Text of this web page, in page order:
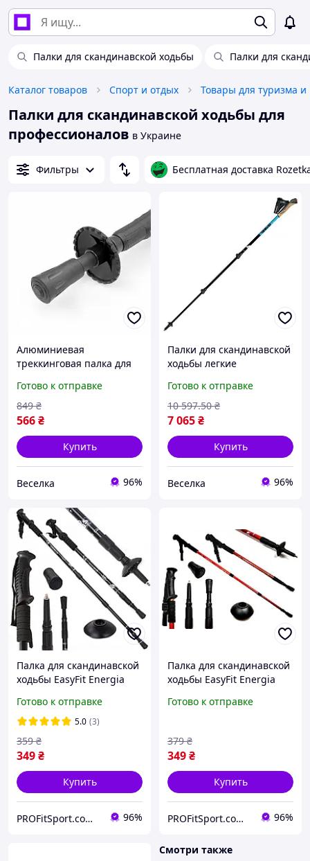
Палки для скандинавской ходьбы Палки для
Каталог товаров Спорт и отдых Товары для туризма
Палки для скандинавской ходьбы для
профессионалов в Украине
Фильтры Бесплатная доставка
Алюминиевая
треккинговая палка для
регулируемой длиной 50-
110 см FLAME
Готово к отправке
566₴
849 ₴
Купить
Веселка 96%
Палки для скандинавской
ходьбы легкие
активного отдыха и
фитнеса FLAME
Готово к отправке
7 065₴
10 597.50 ₴
Купить
Веселка 96%
Палка для скандинавской
ходьбы EasyFit Energia
Готово к отправке
5.0 (3)
349₴
359 ₴
Купить
PROFitSport.com.ua - Интернет-магазин спортинвентаря 96%
Палка для скандинавской
ходьбы EasyFit Energia
Готово к отправке
349₴
379 ₴
Купить
PROFitSport.com.ua - Интернет-магазин спортинвентаря 96%
Смотри также